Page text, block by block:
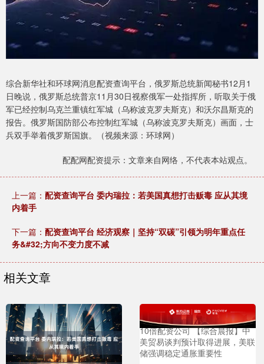
综合新华社和环球网消息配资查询平台，俄罗斯总统新闻秘书12月1
日晚说，俄罗斯总统普京11月30日视察俄军一处指挥所，听取关于俄
军已经控制乌克兰重镇红军城（乌称波克罗夫斯克）和沃尔昌斯克的
报告。俄罗斯国防部公布控制红军城（乌称波克罗夫斯克）画面，士
兵双手举着俄罗斯国旗。（视频来源：环球网）
配配网配资提示：文章来自网络，不代表本站观点。
上一篇： 配资查询平台 委内瑞拉：若美国真想打击贩毒 应从其境
内着手
下一篇： 配资查询平台 经济观察｜坚持“双碳”引领为明年重点任
务&#32;方向不变力度不减
相关文章
10倍配资公司 【综合晨报】中
美贸易谈判预计取得进展，美联
储强调稳定通胀重要性